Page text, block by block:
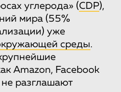
углерода» (CDP),
мира (55%
уже
среды.
Amazon, Facebook
разглашают